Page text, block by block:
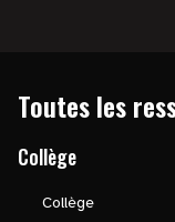
Toutes les
Collège
Collège